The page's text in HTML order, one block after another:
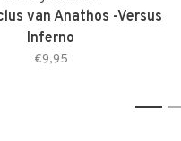
van Anathos -Versus
Inferno
€9,95
1